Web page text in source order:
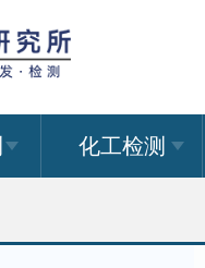
化工检测